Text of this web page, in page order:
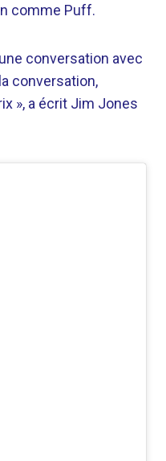
comme Puff.
conversation avec
conversation,
», a écrit Jim Jones